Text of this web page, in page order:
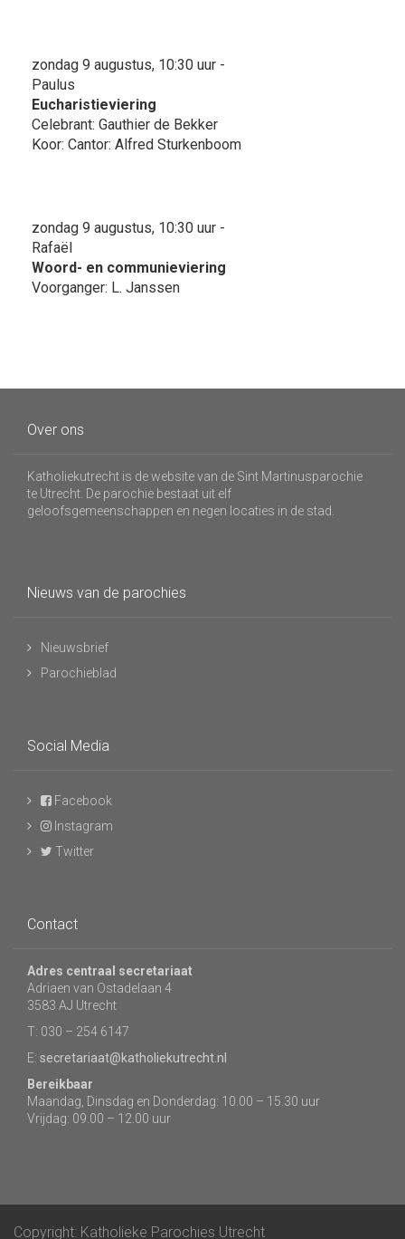
zondag 9 augustus, 10:30 uur -
Paulus
Eucharistieviering
Celebrant: Gauthier de Bekker
Koor: Cantor: Alfred Sturkenboom
zondag 9 augustus, 10:30 uur -
Rafaël
Woord- en communieviering
Voorganger: L. Janssen
Over ons
Katholiekutrecht is de website van de Sint Martinusparochie
te Utrecht. De parochie bestaat uit elf
geloofsgemeenschappen en negen locaties in de stad.
Nieuws van de parochies
Nieuwsbrief
Parochieblad
Social Media
Facebook
Instagram
Twitter
Contact
Adres centraal secretariaat
Adriaen van Ostadelaan 4
3583 AJ Utrecht
T: 030 – 254 6147
E: secretariaat@katholiekutrecht.nl
Bereikbaar
Maandag, Dinsdag en Donderdag: 10.00 – 15.30 uur
Vrijdag: 09.00 – 12.00 uur
Copyright: Katholieke Parochies Utrecht